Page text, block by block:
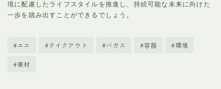
境に配慮したライフスタイルを推進し、持続可能な未来に向けた
一歩を踏み出すことができるでしょう。
#エコ #テイクアウト #バガス #容器 #環境
#素材